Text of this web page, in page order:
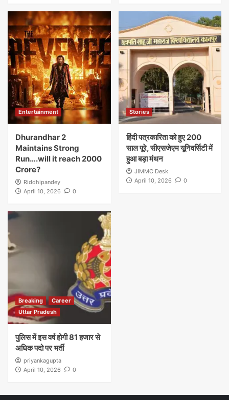
Entertainment
Dhurandhar 2
Maintains Strong
Run….will it reach 2000
Crore?
Riddhipandey
April 10, 2026
0
Stories
हिंदी पत्रकारिता को हुए 200
साल पूरे, सीएसजेएम यूनिवर्सिटी में
हुआ बड़ा मंथन
JIMMC Desk
April 10, 2026
0
Breaking
Career
Uttar Pradesh
पुलिस में इस वर्ष होगी 81 हजार से
अधिक पदो पर भर्ती
priyankagupta
April 10, 2026
0